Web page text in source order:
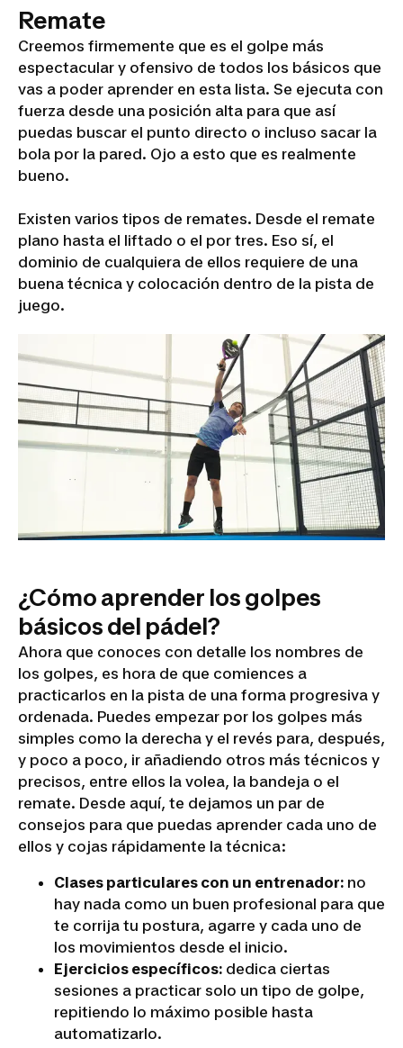
Remate
Creemos firmemente que es el golpe más
espectacular y ofensivo de todos los básicos que
vas a poder aprender en esta lista. Se ejecuta con
fuerza desde una posición alta para que así
puedas buscar el punto directo o incluso sacar la
bola por la pared. Ojo a esto que es realmente
bueno.
Existen varios tipos de remates. Desde el remate
plano hasta el liftado o el por tres. Eso sí, el
dominio de cualquiera de ellos requiere de una
buena técnica y colocación dentro de la pista de
juego.
¿Cómo aprender los golpes
básicos del pádel?
Ahora que conoces con detalle los nombres de
los golpes, es hora de que comiences a
practicarlos en la pista de una forma progresiva y
ordenada. Puedes empezar por los golpes más
simples como la derecha y el revés para, después,
y poco a poco, ir añadiendo otros más técnicos y
precisos, entre ellos la volea, la bandeja o el
remate. Desde aquí, te dejamos un par de
consejos para que puedas aprender cada uno de
ellos y cojas rápidamente la técnica:
Clases particulares con un entrenador: no
hay nada como un buen profesional para que
te corrija tu postura, agarre y cada uno de
los movimientos desde el inicio.
Ejercicios específicos: dedica ciertas
sesiones a practicar solo un tipo de golpe,
repitiendo lo máximo posible hasta
automatizarlo.